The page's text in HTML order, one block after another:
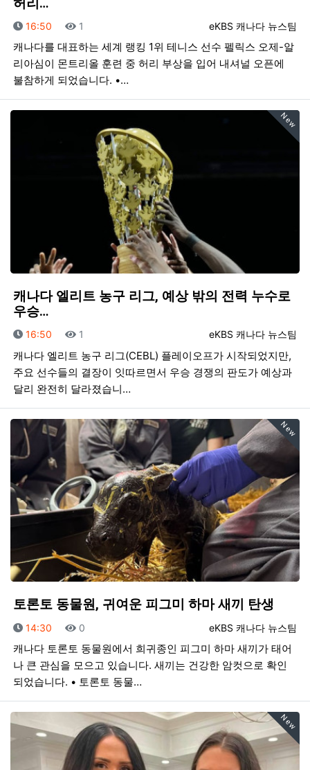
허리…
등록자
eKBS 캐나다 뉴스팀
등록일
16:50 조회
1
캐나다를 대표하는 세계 랭킹 1위 테니스 선수 펠릭스 오제-알
리아심이 몬트리올 훈련 중 허리 부상을 입어 내셔널 오픈에
불참하게 되었습니다. •…
New
캐나다 엘리트 농구 리그, 예상 밖의 전력 누수로
우승…
등록자
eKBS 캐나다 뉴스팀
등록일
16:50 조회
1
캐나다 엘리트 농구 리그(CEBL) 플레이오프가 시작되었지만,
주요 선수들의 결장이 잇따르면서 우승 경쟁의 판도가 예상과
달리 완전히 달라졌습니…
New
토론토 동물원, 귀여운 피그미 하마 새끼 탄생
등록자
eKBS 캐나다 뉴스팀
등록일
14:30 조회
0
캐나다 토론토 동물원에서 희귀종인 피그미 하마 새끼가 태어
나 큰 관심을 모으고 있습니다. 새끼는 건강한 암컷으로 확인
되었습니다. • 토론토 동물…
New